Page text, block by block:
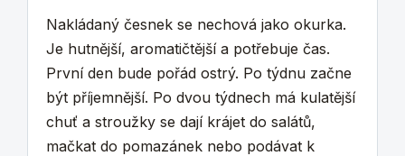
Nakládaný česnek se nechová jako okurka.
Je hutnější, aromatičtější a potřebuje čas.
První den bude pořád ostrý. Po týdnu začne
být příjemnější. Po dvou týdnech má kulatější
chuť a stroužky se dají krájet do salátů,
mačkat do pomazánek nebo podávat k